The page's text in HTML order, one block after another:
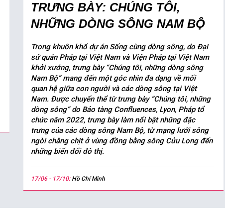
TRƯNG BÀY: CHÚNG TÔI,
NHỮNG DÒNG SÔNG NAM BỘ
Trong khuôn khổ dự án Sống cùng dòng sông, do Đại
sứ quán Pháp tại Việt Nam và Viện Pháp tại Việt Nam
khởi xướng, trưng bày “Chúng tôi, những dòng sông
Nam Bộ” mang đến một góc nhìn đa dạng về mối
quan hệ giữa con người và các dòng sông tại Việt
Nam. Được chuyển thể từ trưng bày “Chúng tôi, những
dòng sông” do Bảo tàng Confluences, Lyon, Pháp tổ
chức năm 2022, trưng bày làm nổi bật những đặc
trưng của các dòng sông Nam Bộ, từ mạng lưới sông
ngòi chằng chịt ở vùng đồng bằng sông Cửu Long đến
những biến đổi đô thị.
17/06 - 17/10: Hồ Chí Minh